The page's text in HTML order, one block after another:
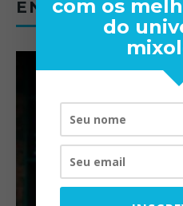
ENTREVISTAS
com os
do